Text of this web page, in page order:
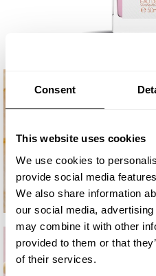
Consent
This website uses cookies
We use cookies to
provide social media
We also share information
our social media,
may combine it with other
provided to them or that
of their services.